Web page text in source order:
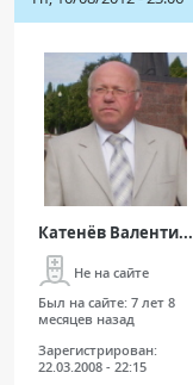
Катенёв Валенти...
Не на сайте
Был на сайте: 7 лет 8
месяцев назад
Зарегистрирован:
22.03.2008 - 22:15